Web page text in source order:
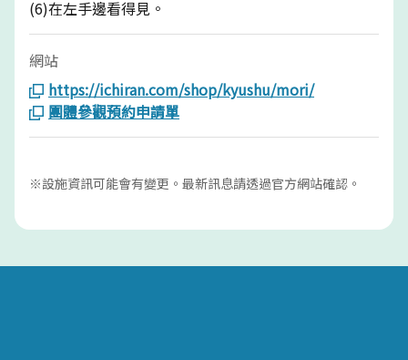
(6)在左手邊看得見。
網站
https://ichiran.com/shop/kyushu/mori/
團體參觀預約申請單
※設施資訊可能會有變更。最新訊息請透過官方網站確認。